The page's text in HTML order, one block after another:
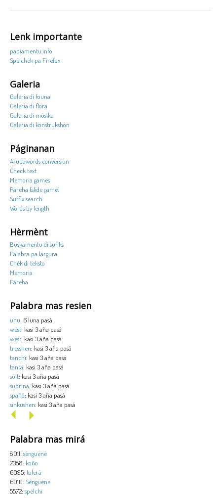
Lenk importante
papiamentu.info
Spèlchèk pa Firefox
Galeria
Galeria di founa
Galeria di flora
Galeria di músika
Galeria di konstrukshon
Páginanan
Arubawords conversion
Check text
Memoria games
Pareha (slide game)
Suffix search
Words by length
Hèrmènt
Buskamentu di sufiks
Palabra pa largura
Chèk di teksto
Memoria
Pareha
Palabra mas resien
unu: 6 luna pasá
wèst: kasi 3 aña pasá
wèst: kasi 3 aña pasá
tresshen: kasi 3 aña pasá
tanchi: kasi 3 aña pasá
tanta: kasi 3 aña pasá
sùit: kasi 3 aña pasá
subrina: kasi 3 aña pasá
spañó: kasi 3 aña pasá
sinkushen: kasi 3 aña pasá
Palabra mas mirá
8011: sènguènè
7388: koño
6095: tolerá
6010: Sènguènè
5572: spèlchi